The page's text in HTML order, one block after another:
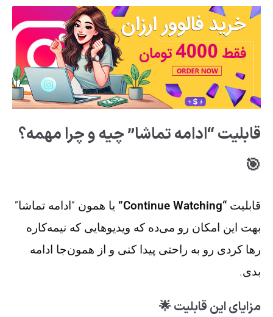
قابلیت “ادامه تماشا” چیه و چرا مهمه؟
🎯
قابلیت “Continue Watching”
یا همون “ادامه تماشا”
بهت این امکان رو می‌ده که ویدیوهایی که نیمه‌کاره
رها کردی رو به راحتی پیدا کنی و از همون‌جا ادامه
بدی.
مزایای این قابلیت 🌟